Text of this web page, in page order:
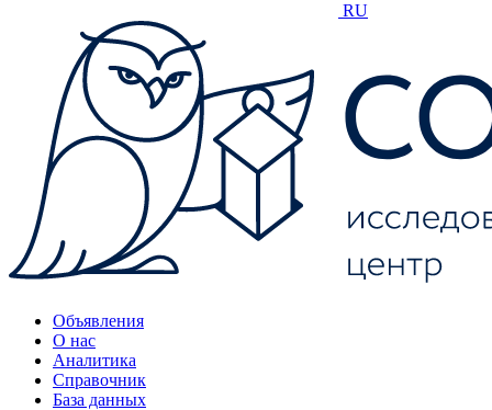
RU
Объявления
О нас
Аналитика
Справочник
База данных